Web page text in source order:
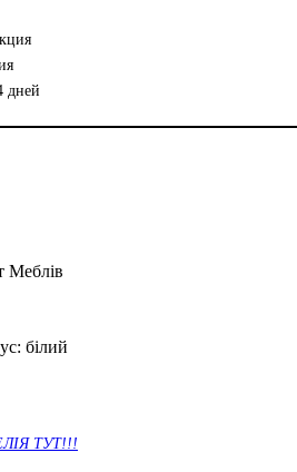
дней
Меблів
білий
ТУТ!!!